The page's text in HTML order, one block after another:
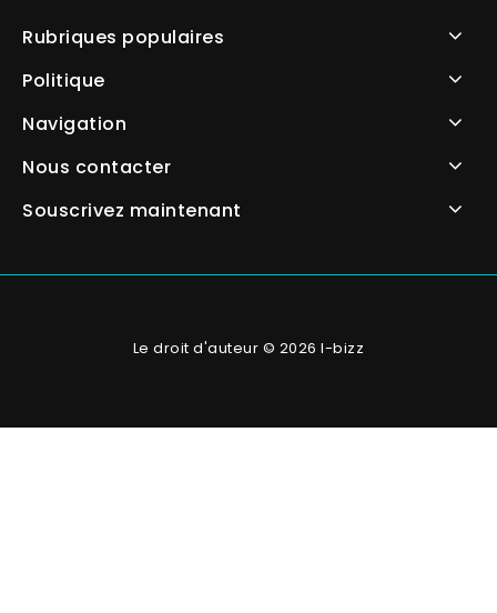
Rubriques populaires
Politique
Navigation
Nous contacter
Souscrivez maintenant
Le droit d'auteur © 2026 I-bizz